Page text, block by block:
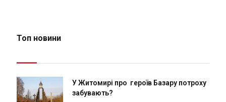
Топ новини
У Житомирі про героїв Базару потроху
забувають?